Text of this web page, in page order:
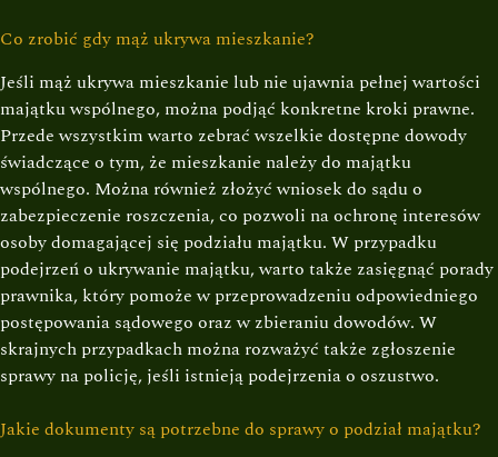
Co zrobić gdy mąż ukrywa mieszkanie?
Jeśli mąż ukrywa mieszkanie lub nie ujawnia pełnej wartości
majątku wspólnego, można podjąć konkretne kroki prawne.
Przede wszystkim warto zebrać wszelkie dostępne dowody
świadczące o tym, że mieszkanie należy do majątku
wspólnego. Można również złożyć wniosek do sądu o
zabezpieczenie roszczenia, co pozwoli na ochronę interesów
osoby domagającej się podziału majątku. W przypadku
podejrzeń o ukrywanie majątku, warto także zasięgnąć porady
prawnika, który pomoże w przeprowadzeniu odpowiedniego
postępowania sądowego oraz w zbieraniu dowodów. W
skrajnych przypadkach można rozważyć także zgłoszenie
sprawy na policję, jeśli istnieją podejrzenia o oszustwo.
Jakie dokumenty są potrzebne do sprawy o podział majątku?